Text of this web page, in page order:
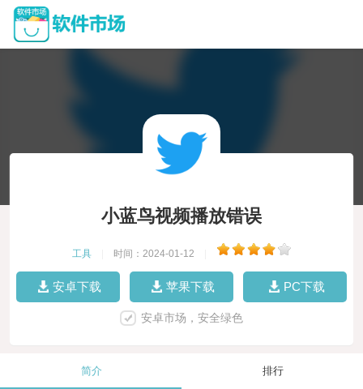
小蓝鸟视频播放错误
工具 时间：2024-01-12
安卓下载 苹果下载 PC下载
安卓市场，安全绿色
简介 排行